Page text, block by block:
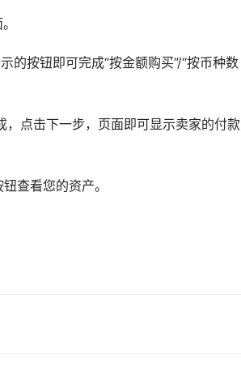
的按钮即可完成“按金额购买”/“按币种数
，点击下一步，页面即可显示卖家的付款
查看您的资产。